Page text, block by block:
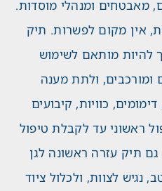
מאבטחים ומנהלי מוסדות.
אין מקום לפשרות. תיק
להיות מותאם לשימוש
ומורכבים, ולתת מענה
כוויות, קיבועים
ראשוני עד לקבלת טיפול
תיק עזרה ראשונה לגן
נגיש לצוות, ולכלול ציוד